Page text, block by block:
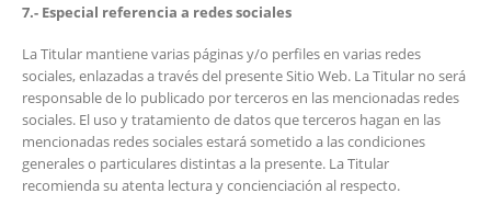
7.- Especial referencia a redes sociales
La Titular mantiene varias páginas y/o perfiles en varias redes
sociales, enlazadas a través del presente Sitio Web. La Titular no será
responsable de lo publicado por terceros en las mencionadas redes
sociales. El uso y tratamiento de datos que terceros hagan en las
mencionadas redes sociales estará sometido a las condiciones
generales o particulares distintas a la presente. La Titular
recomienda su atenta lectura y concienciación al respecto.